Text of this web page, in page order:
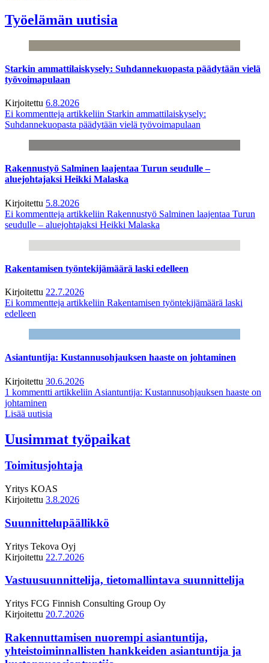
Työelämän uutisia
Starkin ammattilaiskysely: Suhdannekuopasta päädytään vielä
työvoimapulaan
Kirjoitettu 6.8.2026
Ei kommentteja artikkeliin Starkin ammattilaiskysely:
Suhdannekuopasta päädytään vielä työvoimapulaan
Rakennustyö Salminen laajentaa Turun seudulle –
aluejohtajaksi Heikki Malaska
Kirjoitettu 5.8.2026
Ei kommentteja artikkeliin Rakennustyö Salminen laajentaa Turun
seudulle – aluejohtajaksi Heikki Malaska
Rakentamisen työntekijämäärä laski edelleen
Kirjoitettu 22.7.2026
Ei kommentteja artikkeliin Rakentamisen työntekijämäärä laski
edelleen
Asiantuntija: Kustannusohjauksen haaste on johtaminen
Kirjoitettu 30.6.2026
1 kommentti artikkeliin Asiantuntija: Kustannusohjauksen haaste on
johtaminen
Lisää uutisia
Uusimmat työpaikat
Toimitusjohtaja
Yritys KOAS
Kirjoitettu 3.8.2026
Suunnittelupäällikkö
Yritys Tekova Oyj
Kirjoitettu 22.7.2026
Vastuusuunnittelija, tietomallintava suunnittelija
Yritys FCG Finnish Consulting Group Oy
Kirjoitettu 20.7.2026
Rakennuttamisen nuorempi asiantuntija,
yhteistoiminnallisten hankkeiden asiantuntija ja